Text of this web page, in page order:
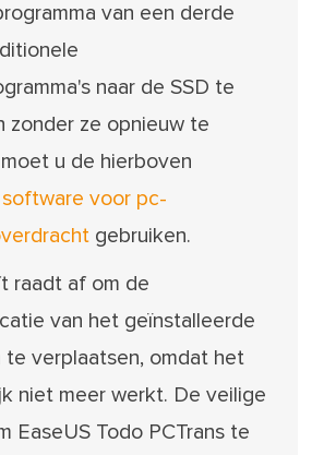
van een derde
naar de SSD te
zonder ze opnieuw te
u de hierboven
software voor pc-
gebruiken.
raadt af om de
van het geïnstalleerde
te verplaatsen, omdat het
niet meer werkt. De veilige
EaseUS Todo PCTrans te